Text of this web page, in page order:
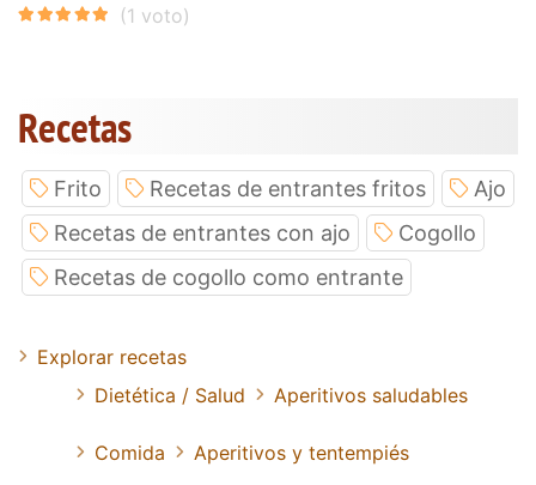
Recetas
Frito Recetas de entrantes fritos
Ajo
Recetas de entrantes con ajo
Cogollo
Recetas de cogollo como entrante
Explorar recetas
Dietética / Salud
Aperitivos saludables
Comida Aperitivos y tentempiés